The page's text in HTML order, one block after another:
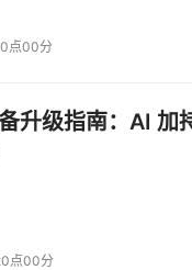
点00分
升级指南：AI 加
点00分